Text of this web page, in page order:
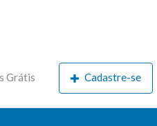
Grátis Cadastre-se